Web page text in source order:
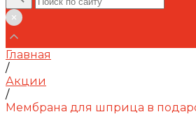
Главная
/
Акции
/
Мембрана для шприца в